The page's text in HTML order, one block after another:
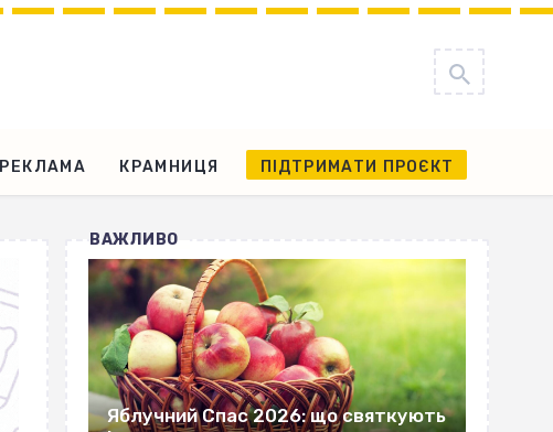
РЕКЛАМА КРАМНИЦЯ ПІДТРИМАТИ ПРОЄКТ
ВАЖЛИВО
Яблучний Спас 2026: що святкують